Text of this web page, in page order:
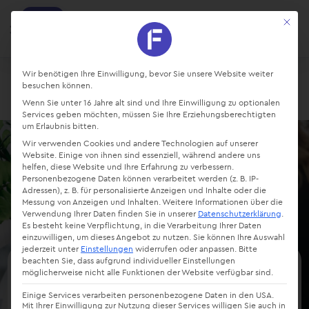
Projekte und Aufgaben managen
Kostenlos - Bei Google Play
Ansehen
Starte kostenlos
Projektstrukturplan:
Definition, Aufbau &
Mit
Datenschutz-Präferenz
Wir benötigen Ihre Einwilligung, bevor Sie unsere Website weiter
besuchen können.
Wenn Sie unter 16 Jahre alt sind und Ihre Einwilligung zu optionalen
Services geben möchten, müssen Sie Ihre Erziehungsberechtigten
um Erlaubnis bitten.
Wir verwenden Cookies und andere Technologien auf unserer
Website. Einige von ihnen sind essenziell, während andere uns
helfen, diese Website und Ihre Erfahrung zu verbessern.
Personenbezogene Daten können verarbeitet werden (z. B. IP-
Adressen), z. B. für personalisierte Anzeigen und Inhalte oder die
Messung von Anzeigen und Inhalten.Weitere Informationen über die
Verwendung Ihrer Daten finden Sie in unserer Datenschutzerklärung.
Es besteht keine Verpflichtung, in die Verarbeitung Ihrer Daten
einzuwilligen, um dieses Angebot zu nutzen. Sie können Ihre Auswahl
jederzeit unter Einstellungen widerrufen oder anpassen. Bitte
beachten Sie, dass aufgrund individueller Einstellungen
möglicherweise nicht alle Funktionen der Website verfügbar sind.
Einige Services verarbeiten personenbezogene Daten in den USA.
Mit Ihrer Einwilligung zur Nutzung dieser Services willigen Sie auch in